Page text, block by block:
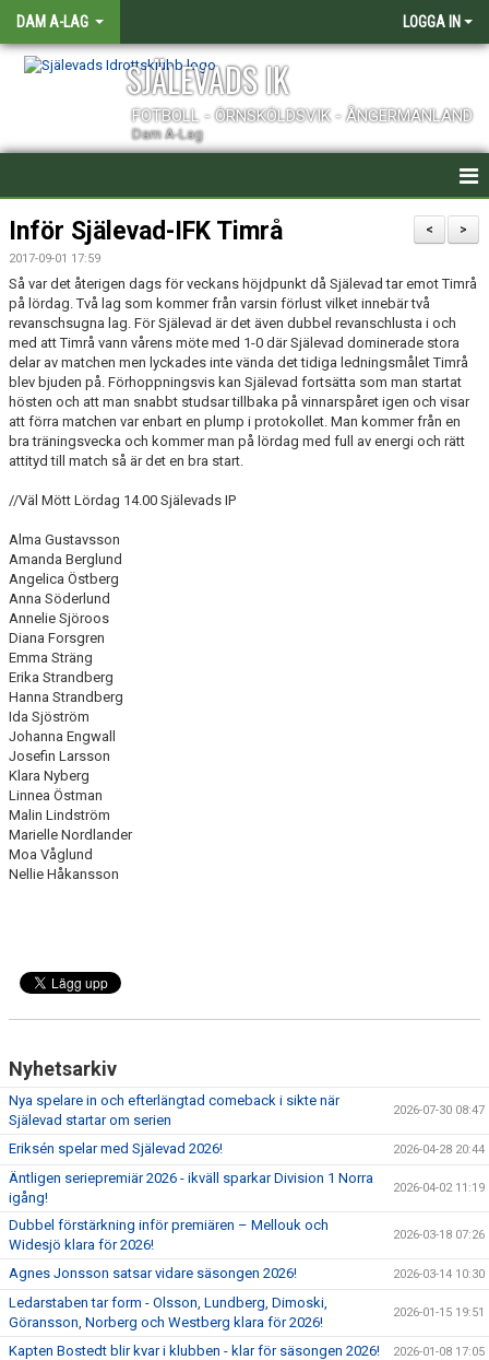
DAM A-LAG LOGGA IN
SJÄLEVADS IK
FOTBOLL - ÖRNSKÖLDSVIK - ÅNGERMANLAND
Dam A-Lag
HEM
NYHETER
KALENDER
TRUPPEN
KONTAKT
MATCHER
DIVISION 1 NORRA 2026
BILDGALLERI
HISTORIK
DOKUMENT
>
<
Inför Själevad-IFK Timrå
2017-09-01 17:59
Så var det återigen dags för veckans höjdpunkt då Själevad tar emot Timrå
på lördag. Två lag som kommer från varsin förlust vilket innebär två
revanschsugna lag. För Själevad är det även dubbel revanschlusta i och
med att Timrå vann vårens möte med 1-0 där Själevad dominerade stora
delar av matchen men lyckades inte vända det tidiga ledningsmålet Timrå
blev bjuden på. Förhoppningsvis kan Själevad fortsätta som man startat
hösten och att man snabbt studsar tillbaka på vinnarspåret igen och visar
att förra matchen var enbart en plump i protokollet. Man kommer från en
bra träningsvecka och kommer man på lördag med full av energi och rätt
attityd till match så är det en bra start.
//Väl Mött Lördag 14.00 Själevads IP
Alma Gustavsson
Amanda Berglund
Angelica Östberg
Anna Söderlund
Annelie Sjöroos
Diana Forsgren
Emma Sträng
Erika Strandberg
Hanna Strandberg
Ida Sjöström
Johanna Engwall
Josefin Larsson
Klara Nyberg
Linnea Östman
Malin Lindström
Marielle Nordlander
Moa Våglund
Nellie Håkansson
Nyhetsarkiv
Nya spelare in och efterlängtad comeback i sikte när
Själevad startar om serien
2026-07-30 08:47
Eriksén spelar med Själevad 2026! 2026-04-28 20:44
Äntligen seriepremiär 2026 - ikväll sparkar Division 1 Norra
igång!
2026-04-02 11:19
Dubbel förstärkning inför premiären – Mellouk och
Widesjö klara för 2026!
2026-03-18 07:26
Agnes Jonsson satsar vidare säsongen 2026! 2026-03-14 10:30
Ledarstaben tar form - Olsson, Lundberg, Dimoski,
Göransson, Norberg och Westberg klara för 2026!
2026-01-15 19:51
Kapten Bostedt blir kvar i klubben - klar för säsongen 2026! 2026-01-08 17:05